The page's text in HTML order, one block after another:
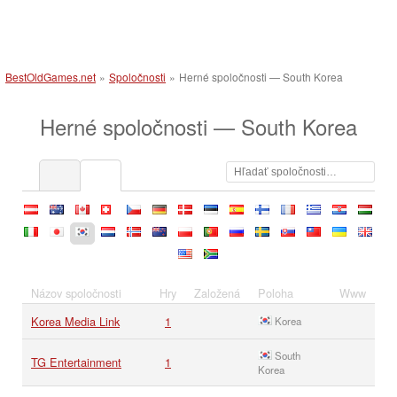
BestOldGames.net » Spoločnosti » Herné spoločnosti — South Korea
Herné spoločnosti — South Korea
at au ca ch cz de dk ee es fi fr gr hr
hu
it
jp kr nl no nz pl pt ru se sk tw ua
uk
us
za
Názov spoločnosti Hry Založená Poloha
Www
Korea Media Link
1 Korea
TG Entertainment 1
South
Korea